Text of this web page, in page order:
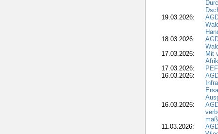
19.03.2026:
18.03.2026:
17.03.2026:
Mit
17.03.2026:
16.03.2026:
16.03.2026:
11.03.2026: